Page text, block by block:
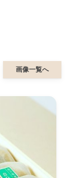
画像一覧へ